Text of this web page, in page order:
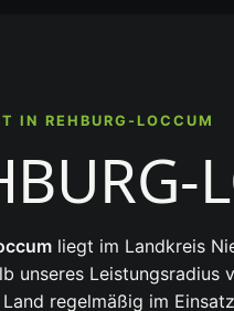
IN REHBURG-LOCCUM
liegt im Landkreis
unseres Leistungsradius
regelmäßig im